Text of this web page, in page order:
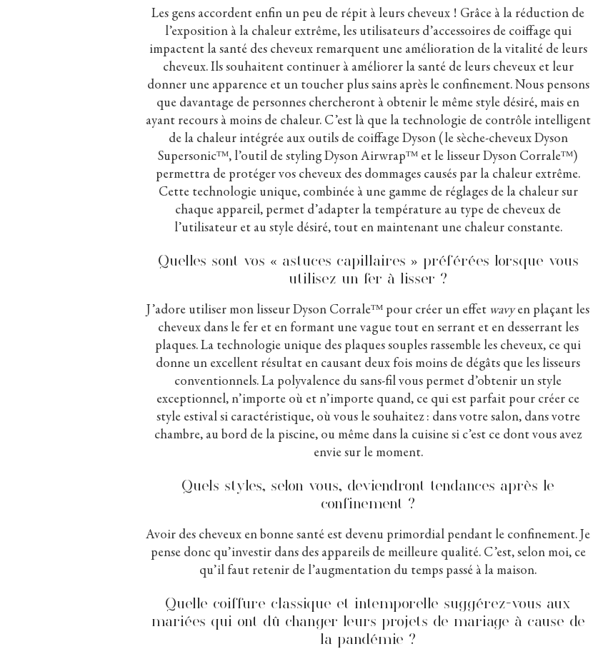
Les gens accordent enfin un peu de répit à leurs cheveux ! Grâce à la réduction de
l’exposition à la chaleur extrême, les utilisateurs d’accessoires de coiffage qui
impactent la santé des cheveux remarquent une amélioration de la vitalité de leurs
cheveux. Ils souhaitent continuer à améliorer la santé de leurs cheveux et leur
donner une apparence et un toucher plus sains après le confinement. Nous pensons
que davantage de personnes chercheront à obtenir le même style désiré, mais en
ayant recours à moins de chaleur. C’est là que la technologie de contrôle intelligent
de la chaleur intégrée aux outils de coiffage Dyson (le sèche-cheveux Dyson
Supersonicᵀᴹ, l’outil de styling Dyson Airwrapᵀᴹ et le lisseur Dyson Corraleᵀᴹ)
permettra de protéger vos cheveux des dommages causés par la chaleur extrême.
Cette technologie unique, combinée à une gamme de réglages de la chaleur sur
chaque appareil, permet d’adapter la température au type de cheveux de
l’utilisateur et au style désiré, tout en maintenant une chaleur constante.
Quelles sont vos « astuces capillaires » préférées lorsque vous
utilisez un fer à lisser ?
J’adore utiliser mon lisseur Dyson Corraleᵀᴹ pour créer un effet wavyen plaçant les
cheveux dans le fer et en formant une vague tout en serrant et en desserrant les
plaques. La technologie unique des plaques souples rassemble les cheveux, ce qui
donne un excellent résultat en causant deux fois moins de dégâts que les lisseurs
conventionnels. La polyvalence du sans-fil vous permet d’obtenir un style
exceptionnel, n’importe où et n’importe quand, ce qui est parfait pour créer ce
style estival si caractéristique, où vous le souhaitez : dans votre salon, dans votre
chambre, au bord de la piscine, ou même dans la cuisine si c’est ce dont vous avez
envie sur le moment.
Quels styles, selon vous, deviendront tendances après le
confinement ?
Avoir des cheveux en bonne santé est devenu primordial pendant le confinement. Je
pense donc qu’investir dans des appareils de meilleure qualité. C’est, selon moi, ce
qu’il faut retenir de l’augmentation du temps passé à la maison.
Quelle coiffure classique et intemporelle suggérez-vous aux
mariées qui ont dû changer leurs projets de mariage à cause de
la pandémie ?